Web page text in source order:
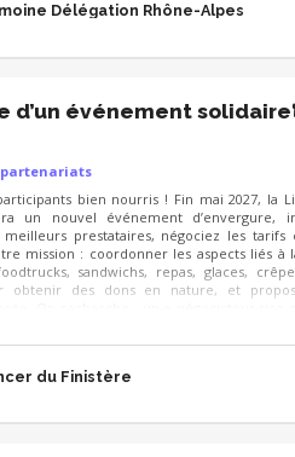
Délégation Rhône-Alpes
d’un événement
partenariats
bien nourris ! Fin mai 2027, la
un nouvel événement d’envergure,
prestataires, négociez les tarifs
mission : coordonner les aspects liés à
sandwichs, repas, glaces,
obtenir des dons en nature, et
et sait gérer les stocks 📋
du Finistère